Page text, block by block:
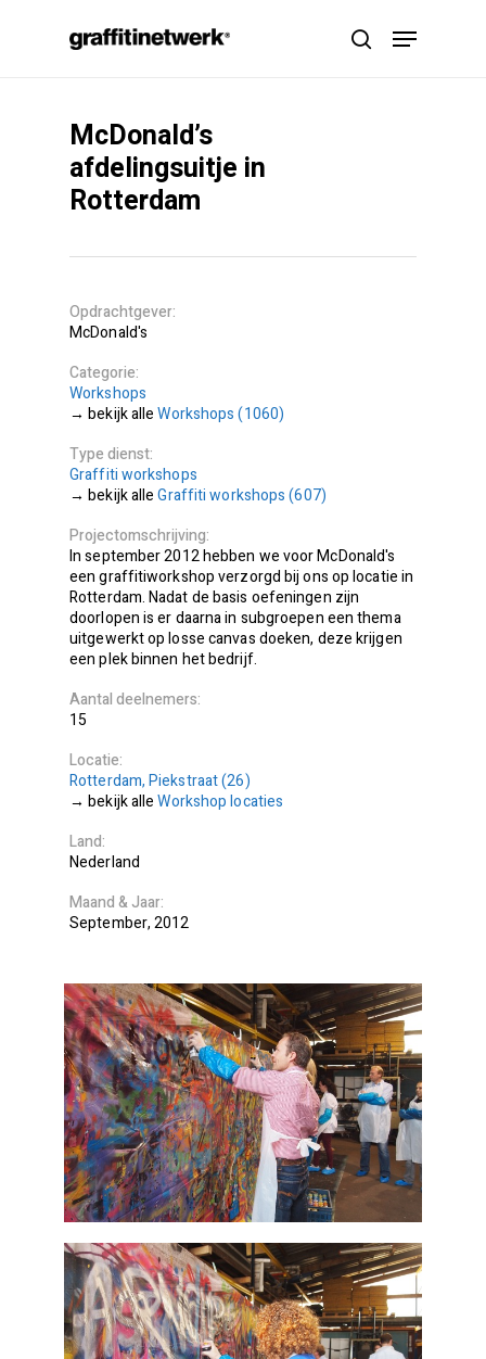
search
Menu
McDonald’s
afdelingsuitje in
Rotterdam
Opdrachtgever
McDonald's
Categorie
Workshops
Workshops (1060)
Type dienst
Graffiti workshops
Graffiti workshops (607)
Projectomschrijving
In september 2012 hebben we voor McDonald's
een graffitiworkshop verzorgd bij ons op locatie in
Rotterdam. Nadat de basis oefeningen zijn
doorlopen is er daarna in subgroepen een thema
uitgewerkt op losse canvas doeken, deze krijgen
een plek binnen het bedrijf.
Aantal deelnemers
15
Locatie
Rotterdam, Piekstraat (26)
bekijk alleWorkshop locaties
Land
Nederland
Maand
Jaar
September 2012